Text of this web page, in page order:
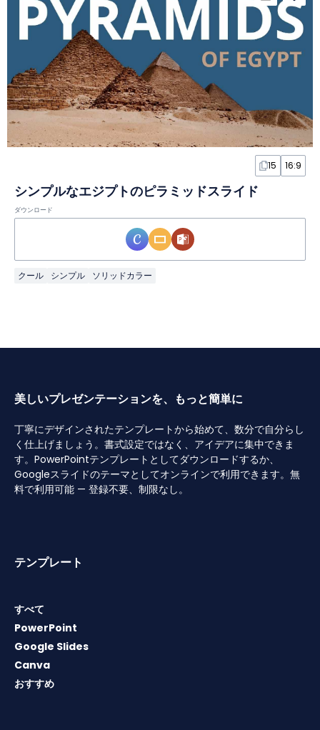
15 16:9
シンプルなエジプトのピラミッドスライド
ダウンロード
クール シンプル ソリッドカラー
美しいプレゼンテーションを、もっと簡単に
丁寧にデザインされたテンプレートから始めて、数分で自分らし
く仕上げましょう。書式設定ではなく、アイデアに集中できま
す。PowerPointテンプレートとしてダウンロードするか、
Googleスライドのテーマとしてオンラインで利用できます。無
料で利用可能 — 登録不要、制限なし。
テンプレート
すべて
PowerPoint
Google Slides
Canva
おすすめ